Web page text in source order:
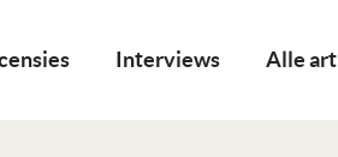
Interviews Alle